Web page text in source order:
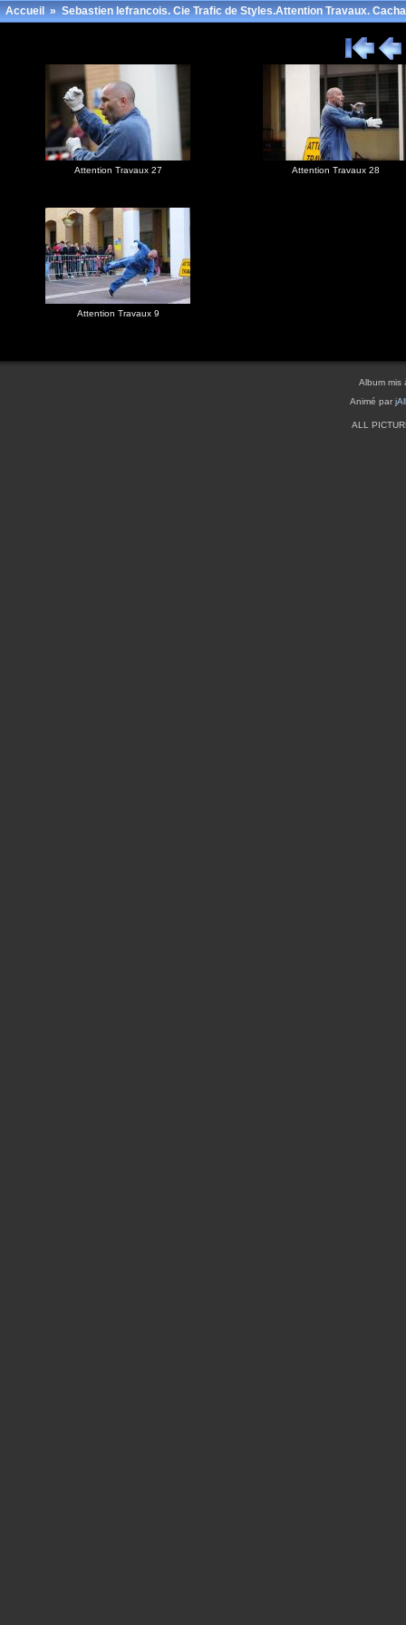
Accueil»Sebastien lefrancois. Cie Trafic de Styles.Attention Travaux.
Attention Travaux 27 Attention Travaux 28
Attention Travaux 9
Album mis
Animé par
ALL